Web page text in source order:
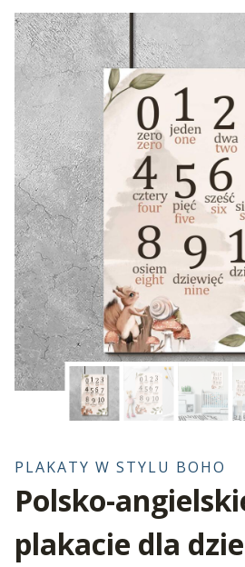
PLAKATY W STYLU BOHO
Polsko-
plakacie dla